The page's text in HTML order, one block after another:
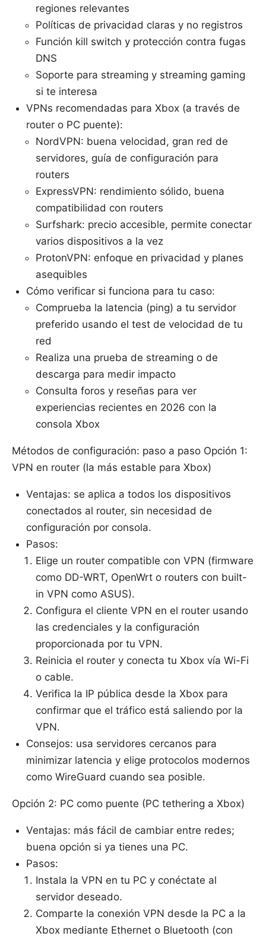
regiones relevantes
Políticas de privacidad claras y no registros
Función kill switch y protección contra fugas
DNS
Soporte para streaming y streaming gaming
si te interesa
VPNs recomendadas para Xbox (a través de
router o PC puente):
NordVPN: buena velocidad, gran red de
servidores, guía de configuración para
routers
ExpressVPN: rendimiento sólido, buena
compatibilidad con routers
Surfshark: precio accesible, permite conectar
varios dispositivos a la vez
ProtonVPN: enfoque en privacidad y planes
asequibles
Cómo verificar si funciona para tu caso:
Comprueba la latencia (ping) a tu servidor
preferido usando el test de velocidad de tu
red
Realiza una prueba de streaming o de
descarga para medir impacto
Consulta foros y reseñas para ver
experiencias recientes en 2026 con la
consola Xbox
Métodos de configuración: paso a paso Opción 1:
VPN en router (la más estable para Xbox)
Ventajas: se aplica a todos los dispositivos
conectados al router, sin necesidad de
configuración por consola.
Pasos:
Elige un router compatible con VPN (firmware
como DD-WRT, OpenWrt o routers con built-
in VPN como ASUS).
Configura el cliente VPN en el router usando
las credenciales y la configuración
proporcionada por tu VPN.
Reinicia el router y conecta tu Xbox vía Wi-Fi
o cable.
Verifica la IP pública desde la Xbox para
confirmar que el tráfico está saliendo por la
VPN.
Consejos: usa servidores cercanos para
minimizar latencia y elige protocolos modernos
como WireGuard cuando sea posible.
Opción 2: PC como puente (PC tethering a Xbox)
Ventajas: más fácil de cambiar entre redes;
buena opción si ya tienes una PC.
Pasos:
Instala la VPN en tu PC y conéctate al
servidor deseado.
Comparte la conexión VPN desde la PC a la
Xbox mediante Ethernet o Bluetooth (con